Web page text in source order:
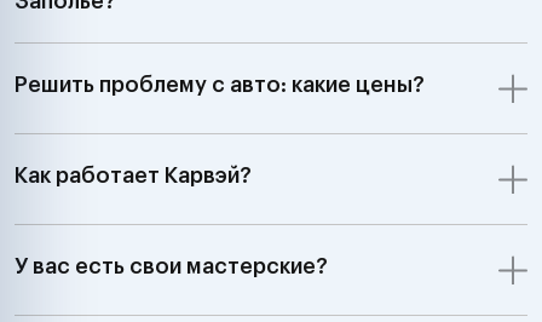
Решить проблему с авто: какие цены?
Как работает Карвэй?
У вас есть свои мастерские?